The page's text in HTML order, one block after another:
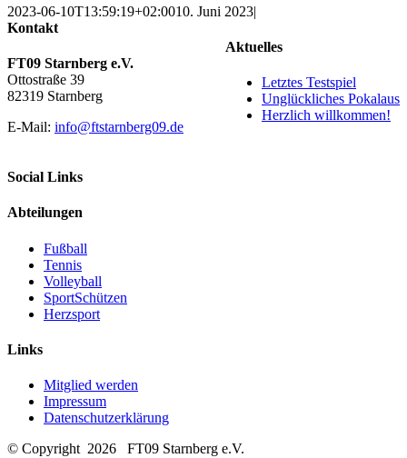
2023-06-10T13:59:19+02:0010. Juni 2023|
Aktuelles
Letztes Testspiel
Unglückliches Pokalaus
Herzlich willkommen!
Kontakt
FT09 Starnberg e.V.
Ottostraße 39
82319 Starnberg
E-Mail: info@ftstarnberg09.de
Social Links
Abteilungen
Fußball
Tennis
Volleyball
SportSchützen
Herzsport
Links
Mitglied werden
Impressum
Datenschutzerklärung
© Copyright 2026 FT09 Starnberg e.V.